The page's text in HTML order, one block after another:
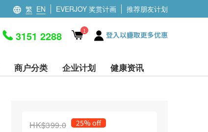
繁 EN EVERJOY 奖赏计画 推荐朋友计划
3151 2288 1 登入以赚取更多优惠
商户分类 企业计划 健康资讯
HK$399.0 25% off